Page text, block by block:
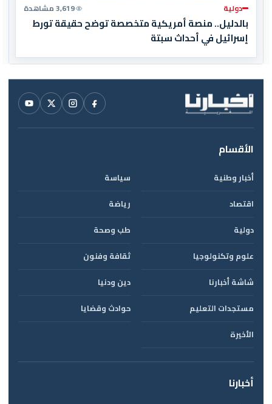
دولية 3,619 مشاهدة
بالدليل.. منصة أمريكية متخصصة توضح حقيقة تورط
إسرائيل في أحداث سبتة
الأقسام
أخبار وطنية
سياسة
اقتصاد
رياضة
دولية
طب وصحة
علوم وتكنولوجيا
ثقافة وفنون
شاشة أخبارنا
دين ودنيا
مستجدات التعليم
حوادث وقضايا
الأخيرة
أخبارنا